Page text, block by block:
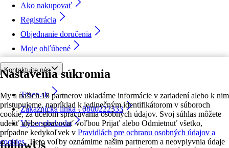
Nastavenia súkromia
My a našich 18 partnerov ukladáme informácie v zariadení alebo k nim
pristupujeme, napríklad k jedinečným identifikátorom v súboroch
cookie, za účelom spracúvania osobných údajov. Svoj súhlas môžete
udeliť alebo spravovať voľbou Prijať alebo Odmietnuť všetko,
prípadne kedykoľvek v Pravidlách pre ochranu osobných údajov a
cookies. Tieto voľby oznámime našim partnerom a neovplyvnia údaje
Ako nakupovať
Registrácia
Objednanie doručenia
Moje obľúbené
Kontaktujte nás
Tesco.sk
Zákaznícka linka - 0800222333
Výber obchodu
followUs